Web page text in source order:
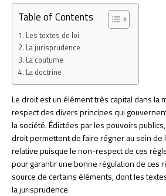
Table of Contents
Les textes de loi
La jurisprudence
La coutume
La doctrine
Le droit est un élément très capital dans la
respect des divers principes qui
la société. Édictées par les pouvoirs
droit permettent de faire régner au sein de
relative puisque le non-respect de ces
pour garantir une bonne régulation de ces
source de certains éléments, dont les
la jurisprudence.